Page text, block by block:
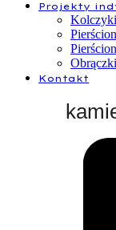
Projekty
Kontakt